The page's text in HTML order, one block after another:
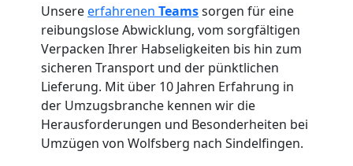
Unsereerfahrenen Teamssorgen für eine
reibungslose Abwicklung, vom sorgfältigen
Verpacken Ihrer Habseligkeiten bis hin zum
sicheren Transport und der pünktlichen
Lieferung. Mit über 10 Jahren Erfahrung in
der Umzugsbranche kennen wir die
Herausforderungen und Besonderheiten bei
Umzügen von Wolfsberg nach Sindelfingen.
Wolfsberg
Fernumzug
Wolfsberg